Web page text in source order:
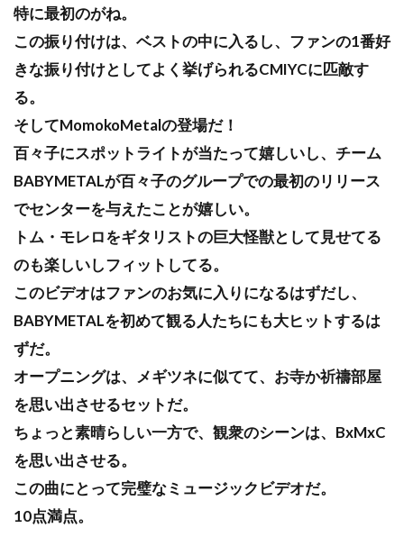
特に最初のがね。
この振り付けは、ベストの中に入るし、ファンの1番好
きな振り付けとしてよく挙げられるCMIYCに匹敵す
る。
そしてMomokoMetalの登場だ！
百々子にスポットライトが当たって嬉しいし、チーム
BABYMETALが百々子のグループでの最初のリリース
でセンターを与えたことが嬉しい。
トム・モレロをギタリストの巨大怪獣として見せてる
のも楽しいしフィットしてる。
このビデオはファンのお気に入りになるはずだし、
BABYMETALを初めて観る人たちにも大ヒットするは
ずだ。
オープニングは、メギツネに似てて、お寺か祈禱部屋
を思い出させるセットだ。
ちょっと素晴らしい一方で、観衆のシーンは、BxMxC
を思い出させる。
この曲にとって完璧なミュージックビデオだ。
10点満点。